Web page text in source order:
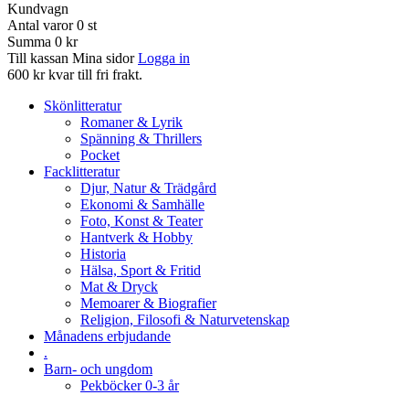
Kundvagn
Antal varor 0 st
Summa 0 kr
Till kassan Mina sidor Logga in
600 kr kvar till fri frakt.
Skönlitteratur
Romaner & Lyrik
Spänning & Thrillers
Pocket
Facklitteratur
Djur, Natur & Trädgård
Ekonomi & Samhälle
Foto, Konst & Teater
Hantverk & Hobby
Historia
Hälsa, Sport & Fritid
Mat & Dryck
Memoarer & Biografier
Religion, Filosofi & Naturvetenskap
Månadens erbjudande
.
Barn- och ungdom
Pekböcker 0-3 år